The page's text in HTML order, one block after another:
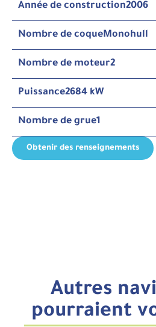
Année de construction2006
Nombre de coqueMonohull
Nombre de moteur2
Puissance2684 kW
Nombre de grue1
Obtenir des renseignements
Autres
pourraient